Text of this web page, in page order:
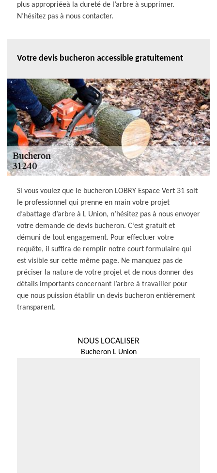
plus appropriéeà la dureté de l’arbre à supprimer.
N’hésitez pas à nous contacter.
Votre devis bucheron accessible gratuitement
Si vous voulez que le bucheron LOBRY Espace Vert 31 soit
le professionnel qui prenne en main votre projet
d’abattage d’arbre à L Union, n’hésitez pas à nous envoyer
votre demande de devis bucheron. C’est gratuit et
démuni de tout engagement. Pour effectuer votre
requête, il suffira de remplir notre court formulaire qui
est visible sur cette même page. Ne manquez pas de
préciser la nature de votre projet et de nous donner des
détails importants concernant l’arbre à travailler pour
que nous puission établir un devis bucheron entièrement
transparent.
NOUS LOCALISER
Bucheron L Union